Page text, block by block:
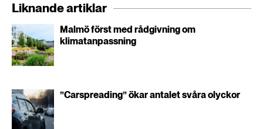
Liknande artiklar
Malmö först med rådgivning om
klimatanpassning
”Carspreading” ökar antalet svåra olyckor